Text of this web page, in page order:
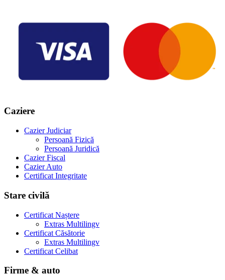
Caziere
Cazier Judiciar
Persoană Fizică
Persoană Juridică
Cazier Fiscal
Cazier Auto
Certificat Integritate
Stare civilă
Certificat Naștere
Extras Multilingv
Certificat Căsătorie
Extras Multilingv
Certificat Celibat
Firme & auto